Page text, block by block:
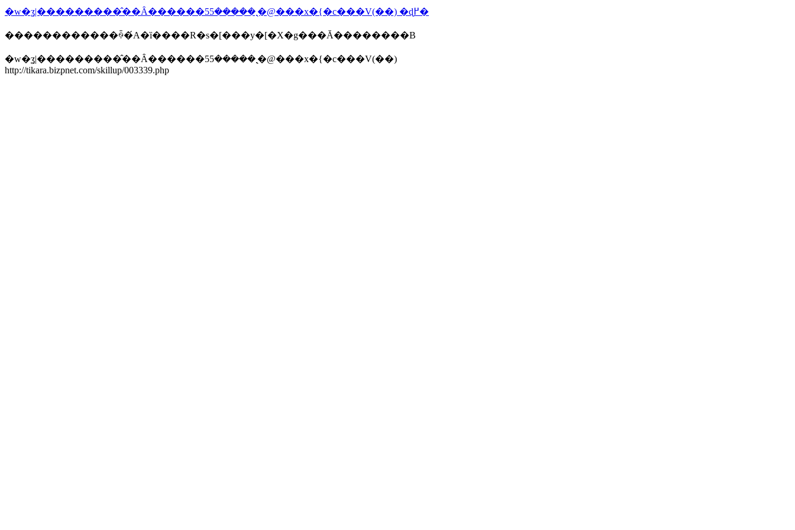
�w�ʓ|���������̂��Ȃ������܂�����55�̖@���x�{�c���V(��) �ɖ߂�
������������ꍇ�́A�ȉ����R�s�[���y�[�X�g���Ă��������B
�w�ʓ|���������̂��Ȃ������܂�����55�̖@���x�{�c���V(��)
http://tikara.bizpnet.com/skillup/003339.php